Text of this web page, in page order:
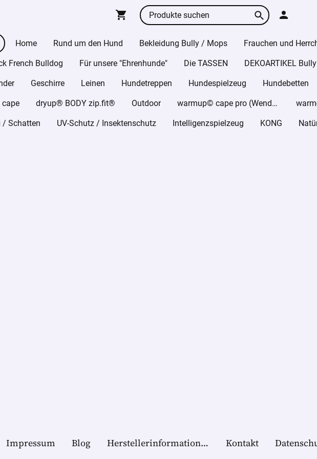
Home Rund um den Hund Bekleidung Bully / Mops Frauchen und
French Bulldog Für unsere "Ehrenhunde" Die TASSEN DEKOARTIKEL
Geschirre Leinen Hundetreppen Hundespielzeug Hundebetten
dryup® BODY zip.fit® Outdoor warmup© cape pro (Wende-Cape)
/ Schatten UV-Schutz / Insektenschutz Intelligenzspielzeug KONG
Impressum Blog Herstellerinformationen Kontakt